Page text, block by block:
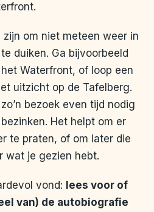
om niet meteen weer in
duiken. Ga bijvoorbeeld
Waterfront, of loop een
uitzicht op de Tafelberg.
bezoek even tijd nodig
Het helpt om er
te praten, of om later die
wat je gezien hebt.
vond: lees voor of
van) de autobiografie